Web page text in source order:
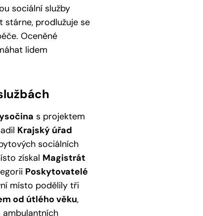
sociální služby
stárne, prodlužuje se
Oceněné
lidem
s projektem
Krajský úřad
sociálních
získal Magistrát
Poskytovatelé
místo podělily tři
od útlého věku,